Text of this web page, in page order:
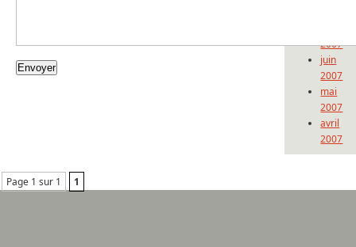
2007
juin
2007
mai
2007
avril
2007
Page 1 sur 1 1